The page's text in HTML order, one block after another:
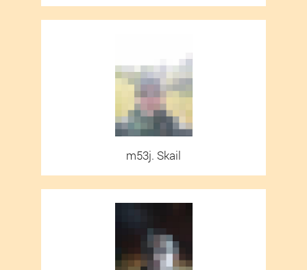
m53j. Skail